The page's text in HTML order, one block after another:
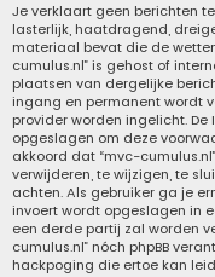
Je verklaart geen berichten
lasterlijk, haatdragend,
materiaal bevat die de
cumulus.nl” is gehost of
plaatsen van dergelijke
ingang en permanent wordt
provider worden ingelicht.
opgeslagen om deze
akkoord dat “mvc-
verwijderen, te wijzigen, te
achten. Als gebruiker ga je
invoert wordt opgeslagen in
een derde partij zal worden
cumulus.nl” nóch phpBB
hackpoging die ertoe kan